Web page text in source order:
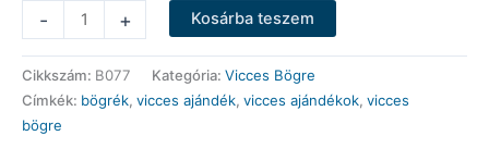
-
Bögre
-
Ivólé
Bögre
-
+ Kosárba teszem
Cikkszám: B077 Kategória: Vicces Bögre
Címkék: bögrék, vicces ajándék, vicces ajándékok, vicces
bögre